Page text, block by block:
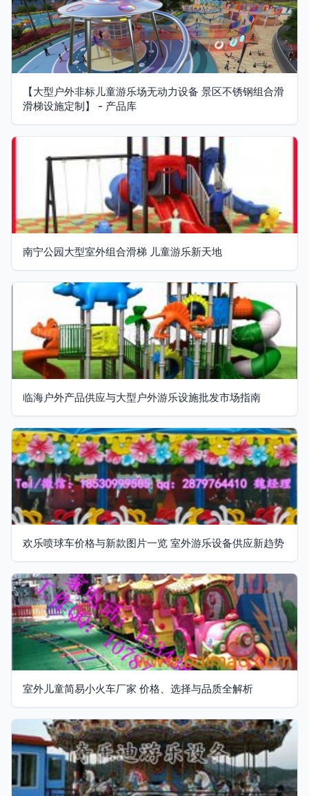
【大型户外非标儿童游乐场无动力设备 景区不锈钢组合滑
滑梯设施定制】 - 产品库
南宁公园大型室外组合滑梯 儿童游乐新天地
临海户外产品供应与大型户外游乐设施批发市场指南
欢乐喷球车价格与新款图片一览 室外游乐设备供应新趋势
室外儿童简易小火车厂家 价格、选择与品质全解析